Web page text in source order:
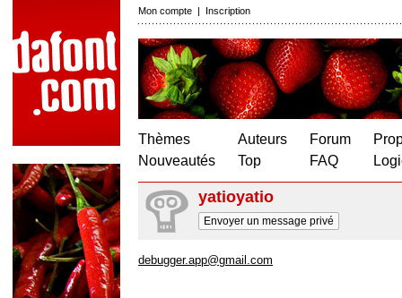
Mon compte | Inscription
Thèmes
Nouveautés
Auteurs
Top
Forum
FAQ
yatioyatio
Envoyer un message privé
debugger.app@gmail.com